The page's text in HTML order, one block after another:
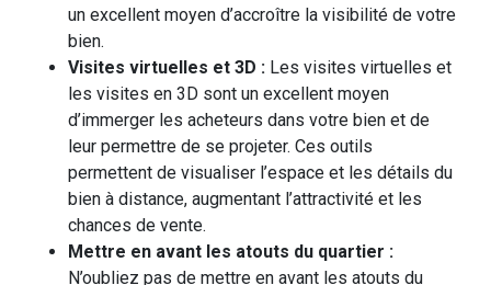
un excellent moyen d’accroître la visibilité de votre
bien.
Visites virtuelles et 3D : Les visites virtuelles et
les visites en 3D sont un excellent moyen
d’immerger les acheteurs dans votre bien et de
leur permettre de se projeter. Ces outils
permettent de visualiser l’espace et les détails du
bien à distance, augmentant l’attractivité et les
chances de vente.
Mettre en avant les atouts du quartier :
N’oubliez pas de mettre en avant les atouts du